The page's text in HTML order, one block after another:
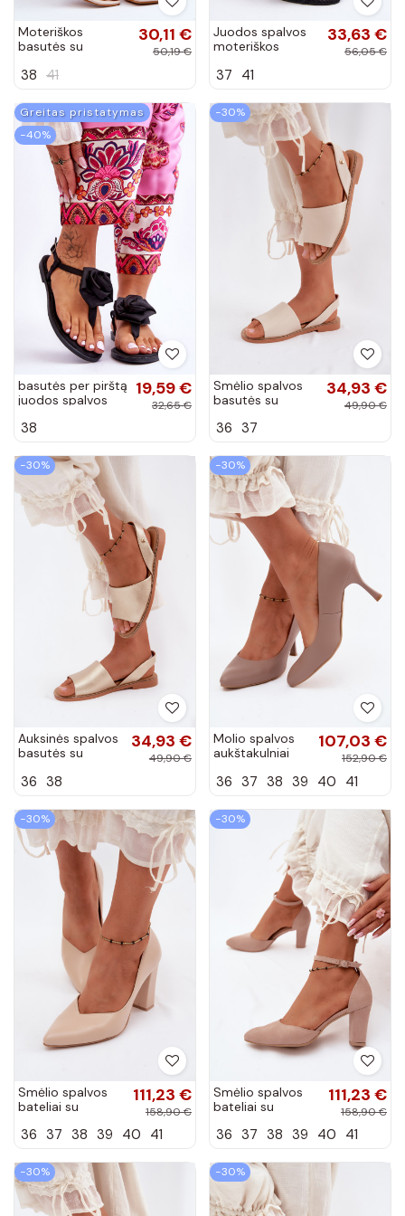
Moteriškos
basutės su
akutėmis su
spalvos Carlotta
30,11 €
50,19 €
38 41
Juodos spalvos
moteriškos
basutės su
33,63 €
56,05 €
37 41
Greitas pristatymas
−40%
basutės per pirštą
juodos spalvos
19,59 €
32,65 €
38
−30%
Smėlio spalvos
basutės su
Pollyanna
34,93 €
49,90 €
36 37
−30%
Auksinės spalvos
basutės su
Pollyanna
34,93 €
49,90 €
36 38
−30%
Molio spalvos
aukštakulniai
dirbtinės odos
107,03 €
152,90 €
36 37 38 39 40 41
−30%
Smėlio spalvos
bateliai su
priekiu Zazoo 853
111,23 €
158,90 €
36 37 38 39 40 41
−30%
Smėlio spalvos
bateliai su
dirželiais smailiu
111,23 €
158,90 €
36 37 38 39 40 41
−30% −30%